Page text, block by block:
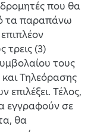
που θα
τα παραπάνω
τρεις (3)
τους
Τηλεόρασης
Τέλος,
εγγραφούν σε
θα